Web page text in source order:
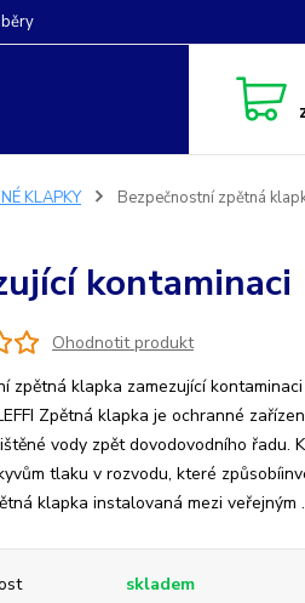
KLAPKY
Bezpečnostní zpětná
kontaminaci
Ohodnotit produkt
zpětná klapka zamezující
Zpětná klapka je ochranné
vody zpět dovodovodního řadu.
tlaku v rozvodu, které
klapka instalovaná mezi veřejným
skladem